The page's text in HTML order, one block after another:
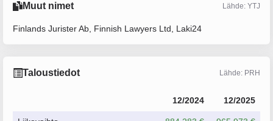
Muut nimet Lähde: YTJ
Finlands Jurister Ab, Finnish Lawyers Ltd, Laki24
Taloustiedot Lähde: PRH
12/2024 12/2025